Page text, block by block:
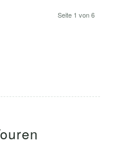
Seite 1 von 6